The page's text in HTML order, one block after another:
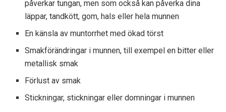
påverkar tungan, men som också kan påverka dina
läppar, tandkött, gom, hals eller hela munnen
En känsla av muntorrhet med ökad törst
Smakförändringar i munnen, till exempel en bitter eller
metallisk smak
Förlust av smak
Stickningar, stickningar eller domningar i munnen